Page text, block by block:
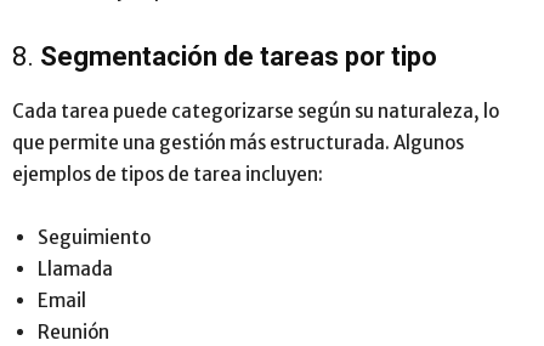
8. Segmentación de tareas por tipo
Cada tarea puede categorizarse según su naturaleza, lo
que permite una gestión más estructurada. Algunos
ejemplos de tipos de tarea incluyen:
Seguimiento
Llamada
Email
Reunión